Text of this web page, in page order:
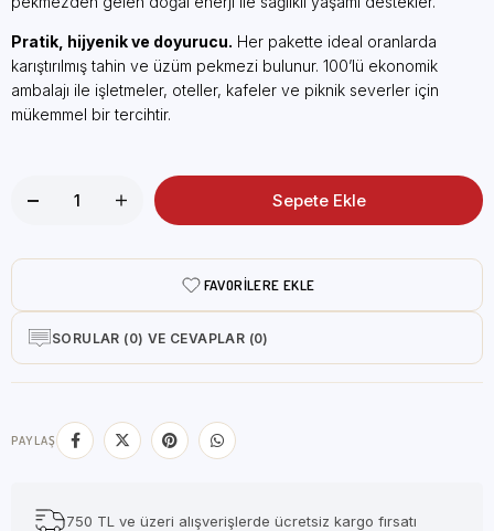
Pratik, hijyenik ve doyurucu. Her pakette ideal oranlarda
karıştırılmış tahin ve üzüm pekmezi bulunur. 100’lü ekonomik
ambalajı ile işletmeler, oteller, kafeler ve piknik severler için
mükemmel bir tercihtir.
FAVORILERE EKLE
SORULAR (0) VE CEVAPLAR (0)
PAYLAŞ
750 TL ve üzeri alışverişlerde ücretsiz kargo fırsatı